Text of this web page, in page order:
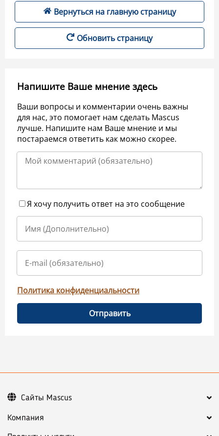
Вернуться на главную страницу
Обновить страницу
Напишите Ваше мнение здесь
Ваши вопросы и комментарии очень важны
для нас, это помогает нам сделать Mascus
лучше. Напишите нам Ваше мнение и мы
постараемся ответить как можно скорее.
Я хочу получить ответ на это сообщение
Политика конфиденциальности
Отправить
Компания
Сайты Mascus